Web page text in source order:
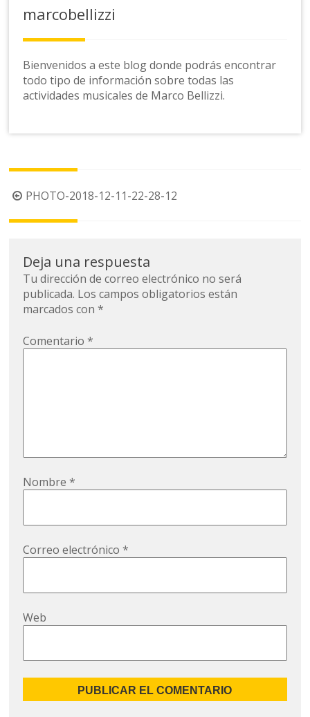
marcobellizzi
Bienvenidos a este blog donde podrás encontrar
todo tipo de información sobre todas las
actividades musicales de Marco Bellizzi.
Navegación
de
PHOTO-2018-12-11-22-28-12
Deja una respuesta
Tu dirección de correo electrónico no será
publicada. Los campos obligatorios están
marcados con*
Comentario*
Nombre*
Correo electrónico*
Web